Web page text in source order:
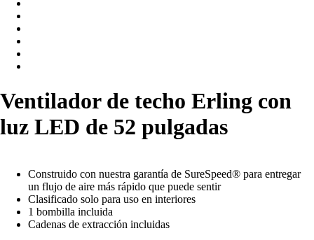
Ventilador de techo Erling con
luz LED de 52 pulgadas
Construido con nuestra garantía de SureSpeed® para entregar
un flujo de aire más rápido que puede sentir
Clasificado solo para uso en interiores
1 bombilla incluida
Cadenas de extracción incluidas